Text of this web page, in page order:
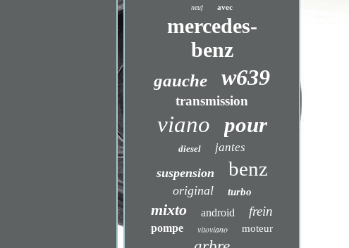
neuf avec
mercedes-
benz
gauche w639
transmission
viano pour
diesel jantes
suspension benz
original turbo
mixto android frein
pompe vitoviano moteur